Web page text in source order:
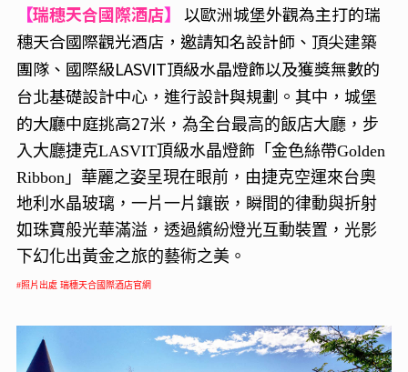
【瑞穗天合國際酒店】
以歐洲城堡外觀為主打的瑞
穗天合國際觀光酒店，邀請知名設計師、頂尖建築
團隊、國際級LASVIT頂級水晶燈飾以及獲獎無數的
台北基礎設計中心，進行設計與規劃。其中，城堡
的大廳中庭挑高27米，為全台最高的飯店大廳，步
入大廳捷克LASVIT頂級水晶燈飾「金色絲帶Golden
Ribbon」華麗之姿呈現在眼前，由捷克空運來台奧
地利水晶玻璃，一片一片鑲嵌，瞬間的律動與折射
如珠寶般光華滿溢，透過繽紛燈光互動裝置，光影
下幻化出黃金之旅的藝術之美。
#照片出處 瑞穗天合國際酒店官網